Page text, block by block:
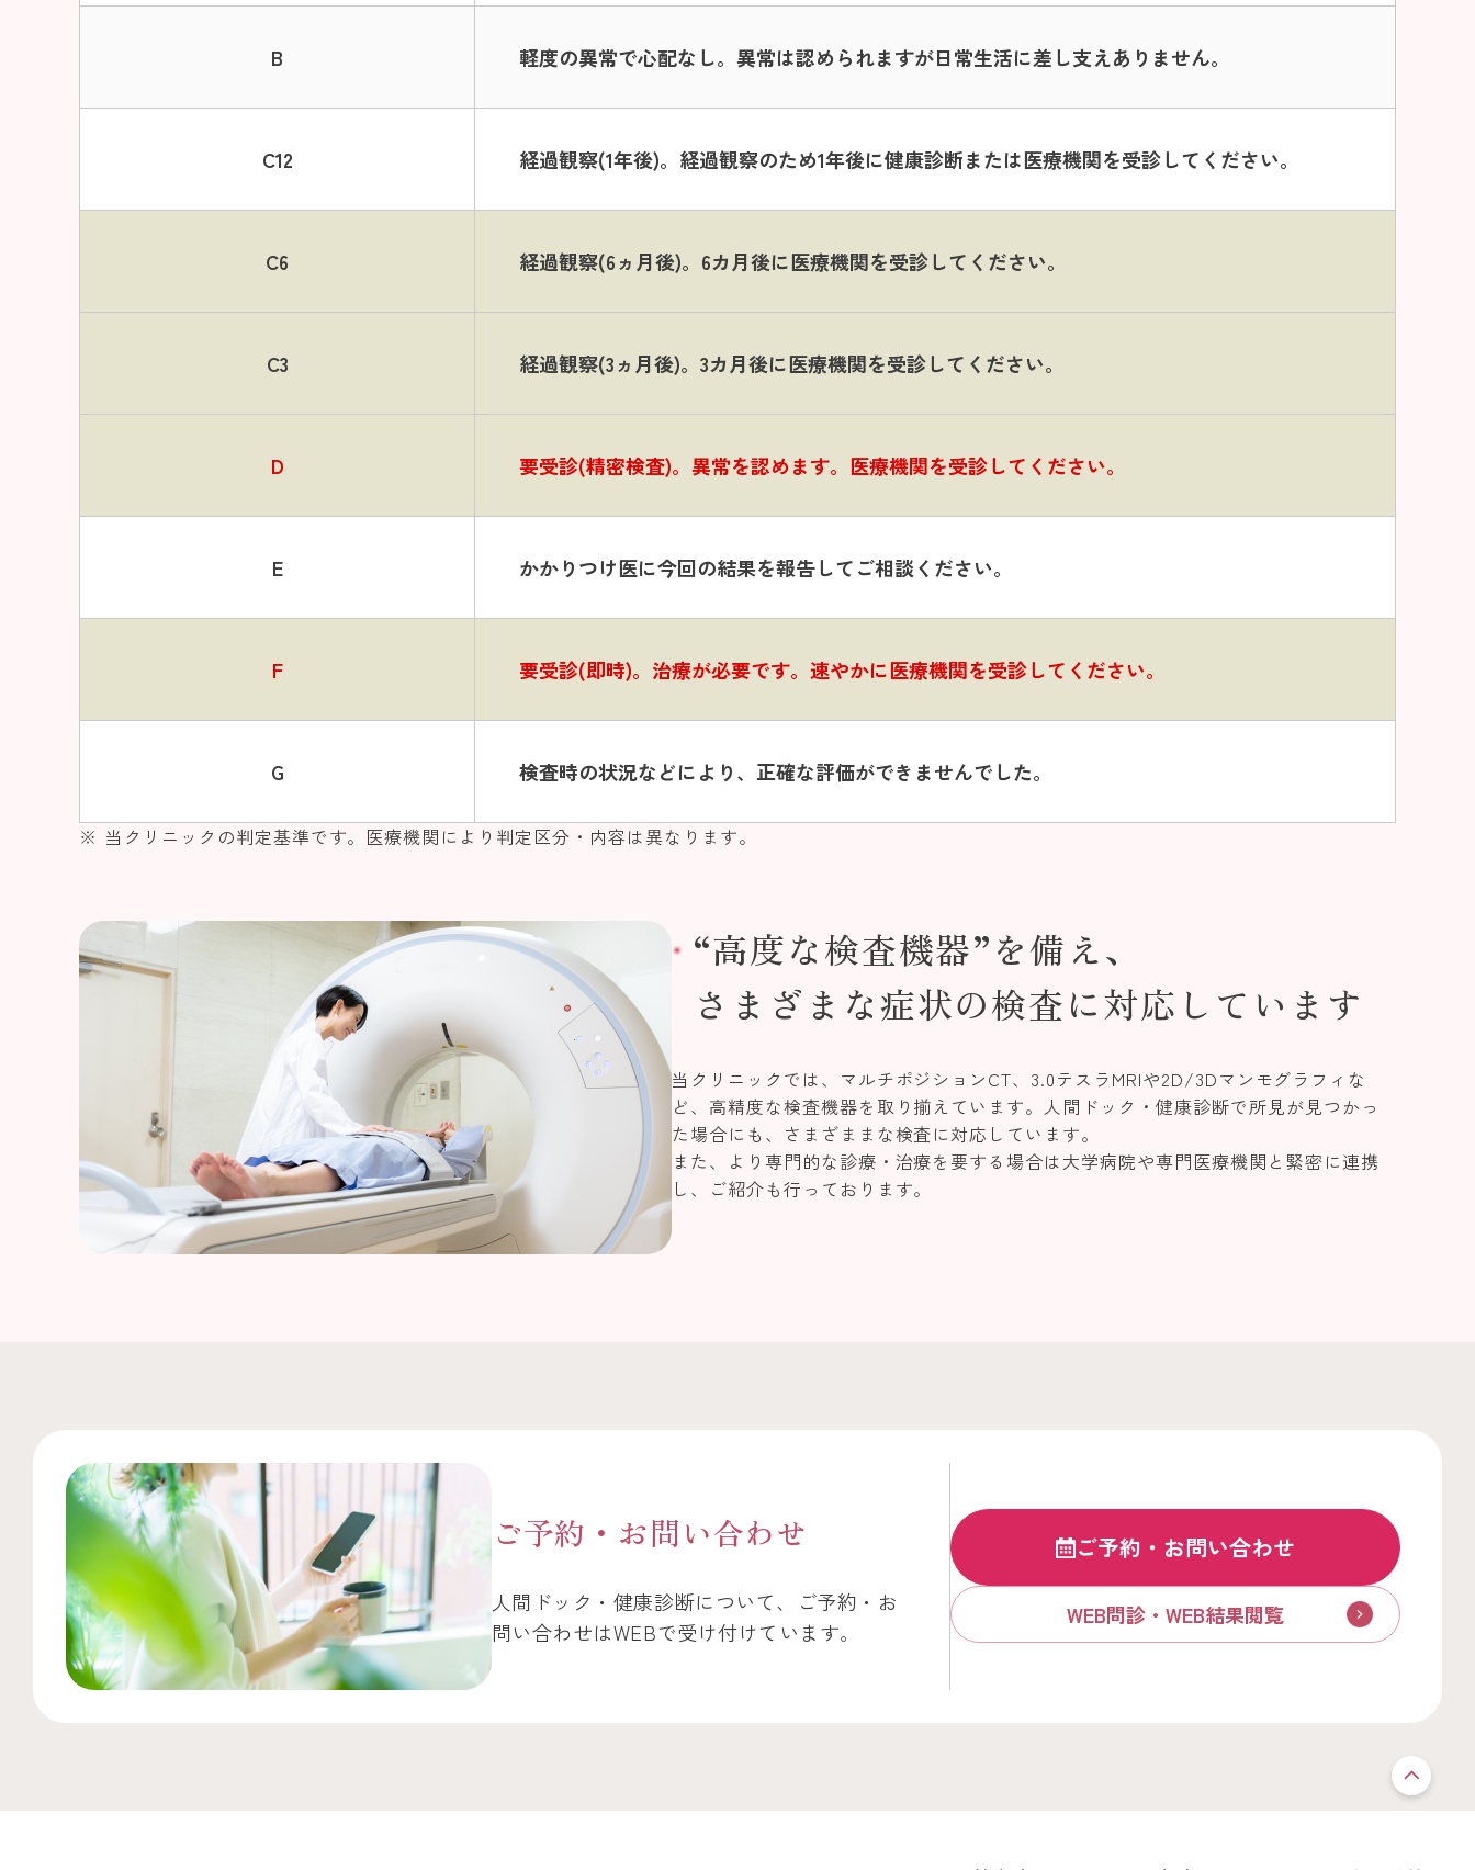
B 軽度の異常で心配なし。異常は認められますが日常生活に差し支えありません。
C12 経過観察(1年後)。経過観察のため1年後に健康診断または医療機関を受診してください。
C6 経過観察(6ヵ月後)。6カ月後に医療機関を受診してください。
C3 経過観察(3ヵ月後)。3カ月後に医療機関を受診してください。
D 要受診(精密検査)。異常を認めます。医療機関を受診してください。
E かかりつけ医に今回の結果を報告してご相談ください。
F 要受診(即時)。治療が必要です。速やかに医療機関を受診してください。
G 検査時の状況などにより、正確な評価ができませんでした。
当クリニックの判定基準です。医療機関により判定区分・内容は異なります。
“高度な検査機器”を備え、
さまざまな症状の検査に対応しています
当クリニックでは、マルチポジションCT、3.0テスラMRIや2D/3Dマンモグラフィな
ど、高精度な検査機器を取り揃えています。人間ドック・健康診断で所見が見つかっ
た場合にも、さまざままな検査に対応しています。
また、より専門的な診療・治療を要する場合は大学病院や専門医療機関と緊密に連携
し、ご紹介も行っております。
ご予約・お問い合わせ
人間ドック・健康診断について、ご予約・お
問い合わせはWEBで受け付けています。
ご予約・お問い合わせ
WEB問診・WEB結果閲覧